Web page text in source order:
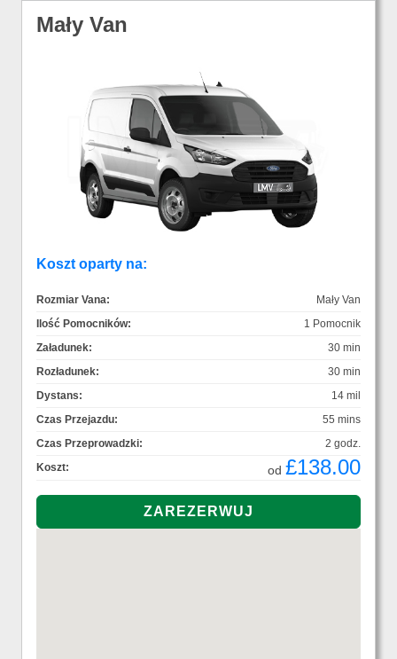
Mały Van
Koszt oparty na:
Rozmiar Vana:
Mały Van
Ilość Pomocników:
1 Pomocnik
Załadunek:
30 min
Rozładunek:
30 min
Dystans:
14 mil
Czas Przejazdu:
55 mins
Czas Przeprowadzki:
2 godz.
Koszt:
od £138.00